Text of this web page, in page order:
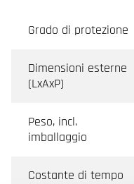
Grado di protezione
Dimensioni esterne
(LxAxP)
Peso, incl.
imballaggio
Costante di tempo